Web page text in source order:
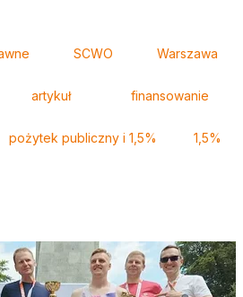
SCWO Warszawa
artykuł finansowanie
pożytek publiczny i 1,5% 1,5%